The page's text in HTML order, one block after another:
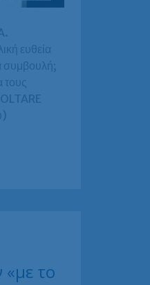
ευθεία
συμβουλή;
το